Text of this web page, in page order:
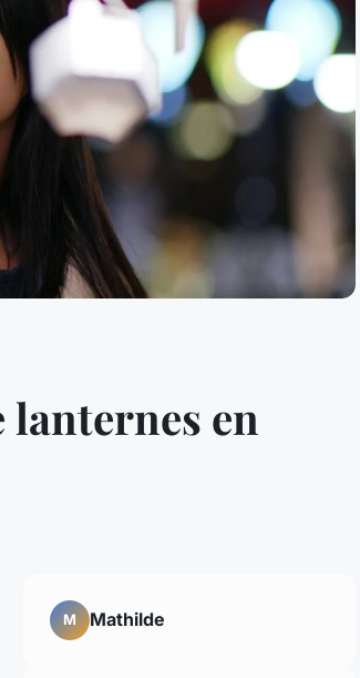
en
M Mathilde